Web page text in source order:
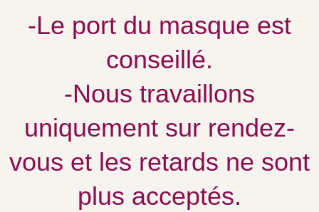
-Le port du masque est
conseillé.
-Nous travaillons
uniquement sur rendez-
vous et les retards ne sont
plus acceptés.